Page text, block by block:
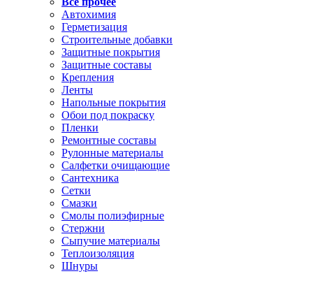
Автохимия
Герметизация
Строительные добавки
Защитные покрытия
Защитные составы
Крепления
Ленты
Напольные покрытия
Обои под покраску
Пленки
Ремонтные составы
Рулонные материалы
Салфетки очищающие
Сантехника
Сетки
Смазки
Смолы полиэфирные
Стержни
Сыпучие материалы
Теплоизоляция
Шнуры